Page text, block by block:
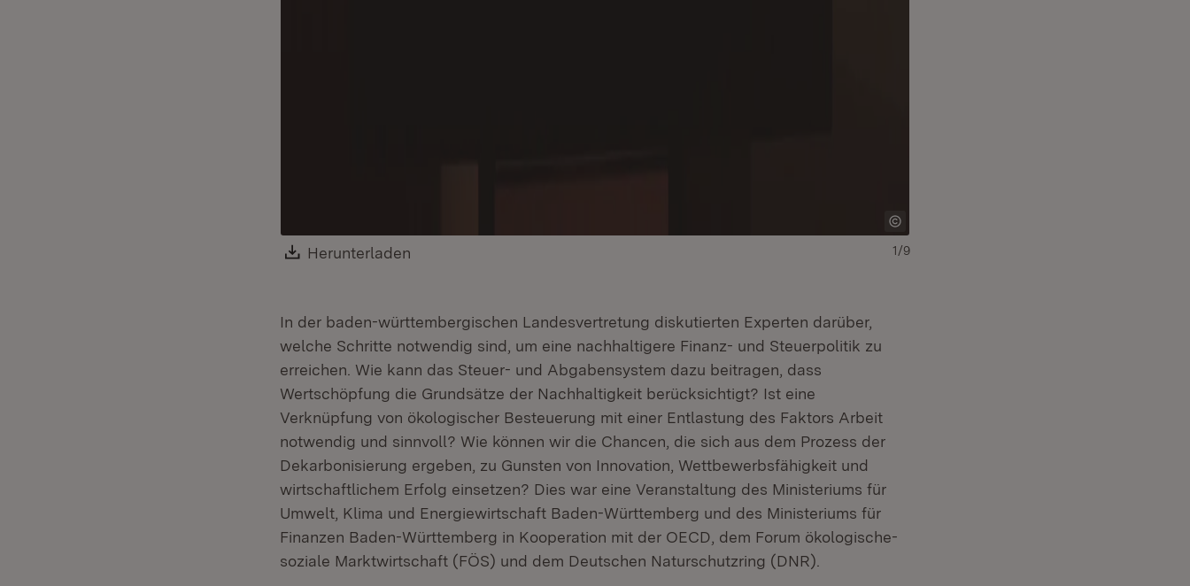
Download:
Herunterladen 1/9
In der baden-württembergischen Landesvertretung diskutierten Experten darüber,
welche Schritte notwendig sind, um eine nachhaltigere Finanz- und Steuerpolitik zu
erreichen. Wie kann das Steuer- und Abgabensystem dazu beitragen, dass
Wertschöpfung die Grundsätze der Nachhaltigkeit berücksichtigt? Ist eine
Verknüpfung von ökologischer Besteuerung mit einer Entlastung des Faktors Arbeit
notwendig und sinnvoll? Wie können wir die Chancen, die sich aus dem Prozess der
Dekarbonisierung ergeben, zu Gunsten von Innovation, Wettbewerbsfähigkeit und
wirtschaftlichem Erfolg einsetzen? Dies war eine Veranstaltung des Ministeriums für
Umwelt, Klima und Energiewirtschaft Baden-Württemberg und des Ministeriums für
Finanzen Baden-Württemberg in Kooperation mit der OECD, dem Forum ökologische-
soziale Marktwirtschaft (FÖS) und dem Deutschen Naturschutzring (DNR).